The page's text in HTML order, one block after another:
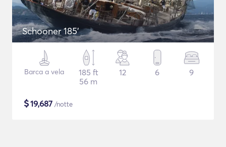
Schooner 185'
Barca a vela
185 ft
56 m
12 6 9
$19,687 /notte